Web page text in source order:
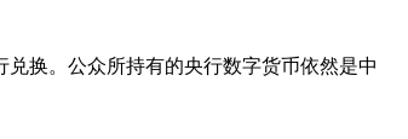
换。公众所持有的央行数字货币依然是中